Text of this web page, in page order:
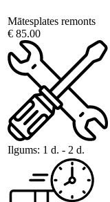
Mātesplates remonts
€ 85.00
Ilgums: 1 d. - 2 d.